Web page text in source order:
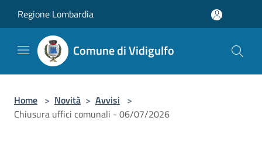
Regione Lombardia
Comune di Vidigulfo
Home > Novità > Avvisi >
Chiusura uffici comunali - 06/07/2026